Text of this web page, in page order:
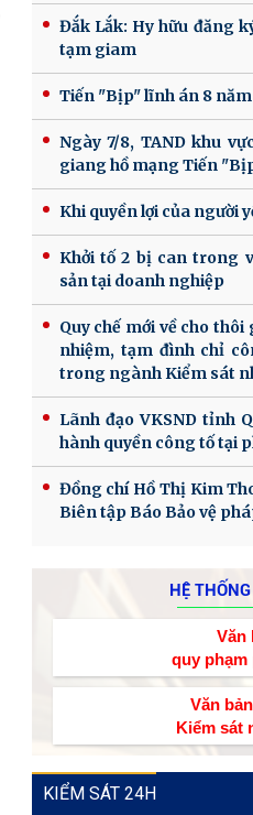
Đắk Lắk: Hy hữu đăng
tạm giam
Tiến "Bịp" lĩnh án 8
Ngày 7/8, TAND khu
giang hồ mạng Tiến
Khi quyền lợi của người
Khởi tố 2 bị can trong
sản tại doanh nghiệp
Quy chế mới về cho
nhiệm, tạm đình chỉ
trong ngành Kiểm sát
Lãnh đạo VKSND tỉnh
hành quyền công tố tại
Đồng chí Hồ Thị Kim
Biên tập Báo Bảo vệ
HỆ
Văn
quy phạm
Văn
Kiểm sát
KIỂM SÁT 24H